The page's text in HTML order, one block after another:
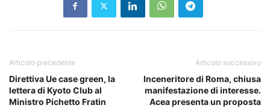
Articolo precedente
Direttiva Ue case green, la
lettera di Kyoto Club al
Ministro Pichetto Fratin
Articolo successivo
Inceneritore di Roma, chiusa
manifestazione di interesse.
Acea presenta un proposta